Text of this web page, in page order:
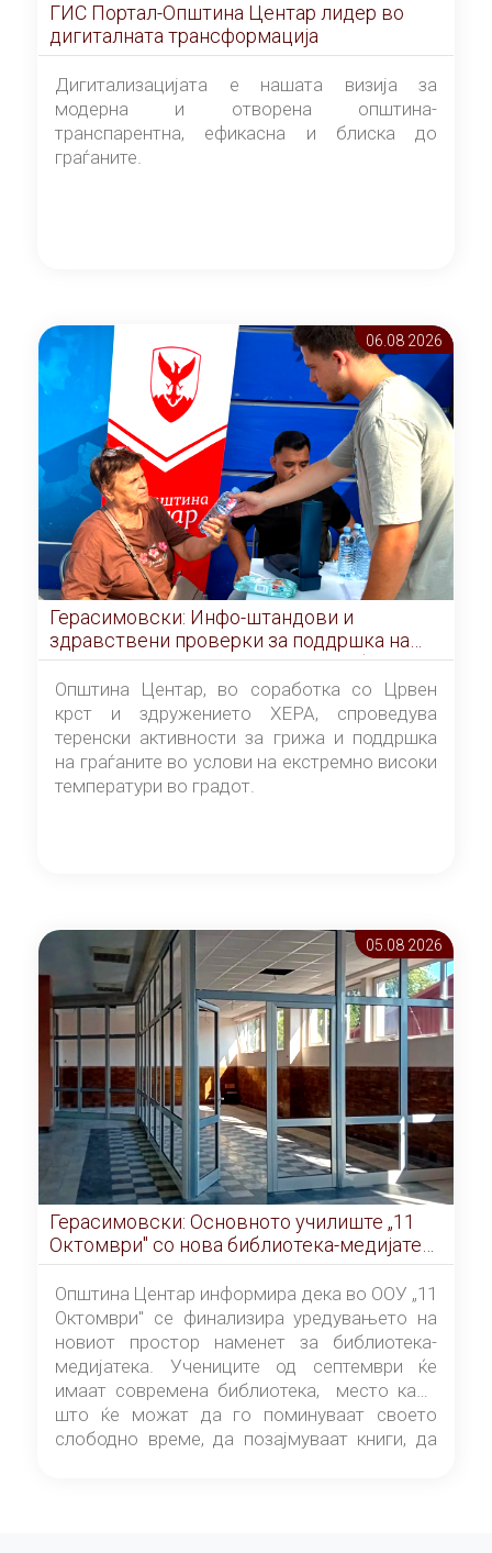
ГИС Портал-Општина Центар лидер во
дигиталната трансформација
Дигитализацијата е нашата визија за
модерна и отворена општина-
транспарентна, ефикасна и блиска до
граѓаните.
06.08 2026
Герасимовски: Инфо-штандови и
здравствени проверки за поддршка на
граѓаните во услови на топлотен бран
Општина Центар, во соработка со Црвен
крст и здружението ХЕРА, спроведува
теренски активности за грижа и поддршка
на граѓаните во услови на екстремно високи
температури во градот.
05.08 2026
Герасимовски: Основното училиште „11
Октомври" со нова библиотека-медијатека
од септември
Општина Центар информира дека во ООУ „11
Октомври" се финализира уредувањето на
новиот простор наменет за библиотека-
медијатека. Учениците од септември ќе
имаат современа библиотека, место каде
што ќе можат да го поминуваат своето
слободно време, да позајмуваат книги, да